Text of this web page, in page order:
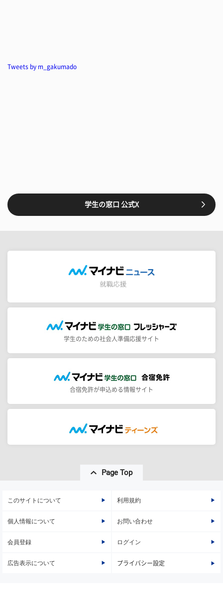
Tweets by m_gakumado
学生の窓口 公式X
学生のための社会人準備応援サイト
合宿免許が申込める情報サイト
Page Top
このサイトについて 利用規約
個人情報について お問い合わせ
会員登録 ログイン
広告表示について プライバシー設定